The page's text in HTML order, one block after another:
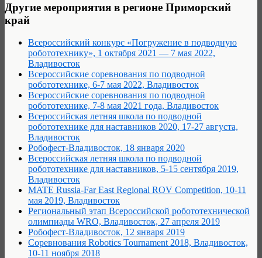
Другие мероприятия в регионе Приморский
край
Всероссийский конкурс «Погружение в подводную
робототехнику», 1 октября 2021 — 7 мая 2022,
Владивосток
Всероссийские соревнования по подводной
робототехнике, 6-7 мая 2022, Владивосток
Всероссийские соревнования по подводной
робототехнике, 7-8 мая 2021 года, Владивосток
Всероссийская летняя школа по подводной
робототехнике для наставников 2020, 17-27 августа,
Владивосток
Робофест-Владивосток, 18 января 2020
Всероссийская летняя школа по подводной
робототехнике для наставников, 5-15 сентября 2019,
Владивосток
MATE Russia-Far East Regional ROV Competition, 10-11
мая 2019, Владивосток
Региональный этап Всероссийской робототехнической
олимпиады WRO, Владивосток, 27 апреля 2019
Робофест-Владивосток, 12 января 2019
Соревнования Robotics Tournament 2018, Владивосток,
10-11 ноября 2018